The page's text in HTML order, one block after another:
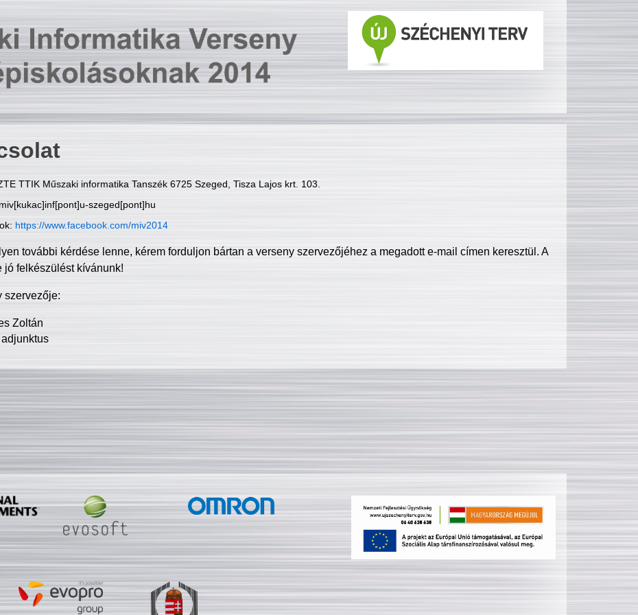
TTIK Műszaki informatika Tanszék 6725 Szeged, Tisza Lajos krt. 103.
szeged[pont]hu
https://www.facebook.com/miv2014
további kérdése lenne, kérem forduljon bártan a verseny szervezőjéhez a megadott e-mail címen keresztül. A
jó felkészülést kívánunk!
szervezője:
Zoltán